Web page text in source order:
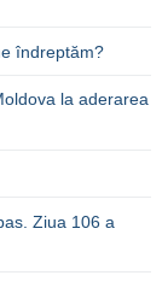
îndreptăm?
la aderarea
Ziua 106 a